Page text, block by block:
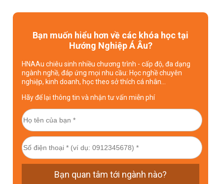
Bạn muốn hiểu hơn về các khóa học tại
Hướng Nghiệp Á Âu?
HNAAu chiêu sinh nhiều chương trình - cấp độ, đa dạng
ngành nghề, đáp ứng mọi nhu cầu: Học nghề chuyên
nghiệp, kinh doanh, học theo sở thích cá nhân…
Hãy để lại thông tin và nhận tư vấn miễn phí
Bạn quan tâm tới ngành nào?